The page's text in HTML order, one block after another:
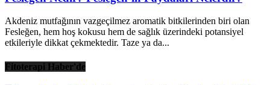
Akdeniz mutfağının vazgeçilmez aromatik bitkilerinden biri olan
Fesleğen, hem hoş kokusu hem de sağlık üzerindeki potansiyel
etkileriyle dikkat çekmektedir. Taze ya da...
Fitoterapi Haber'de